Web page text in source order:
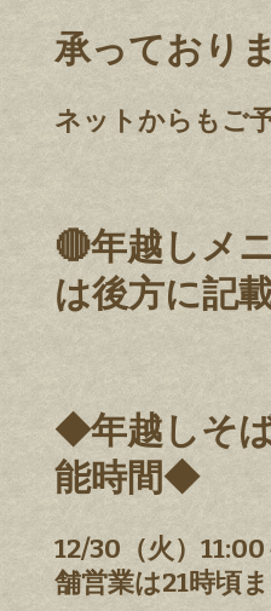
承っておりま
ネットからもご
🔴年越しメ
は後方に記
◆年越しそ
能時間◆
12/30（火）
舗営業は21時頃